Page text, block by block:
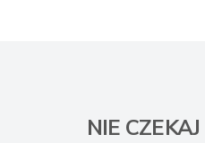
NIE CZEKAJ